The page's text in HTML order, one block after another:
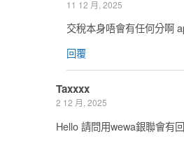
11 12 月, 2025
交稅本身唔會有任何分啊
回覆
Taxxxx
2 12 月, 2025
Hello 請問用wewa銀聯會有